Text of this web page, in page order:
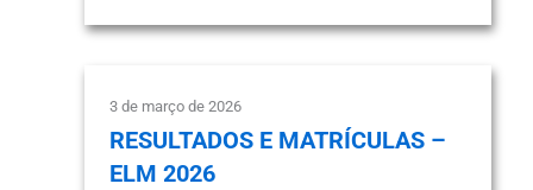
3 de março de 2026
RESULTADOS E MATRÍCULAS –
ELM 2026